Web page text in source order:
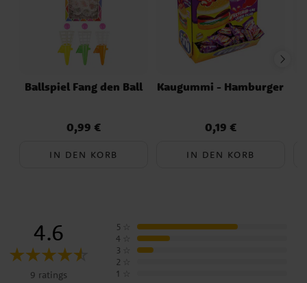
Ballspiel Fang den Ball
Preis:0,99 €
0,99 €
IN DEN KORB
Kaugummi - Hamburger
Preis:0,19 €
0,19 €
IN DEN KORB
4.6
9 ratings
5
4
3
2
1